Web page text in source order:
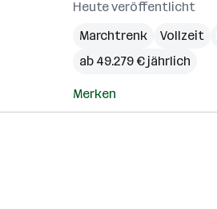
Heute veröffentlicht
Marchtrenk
Vollzeit
ab 49.279 € jährlich
Merken